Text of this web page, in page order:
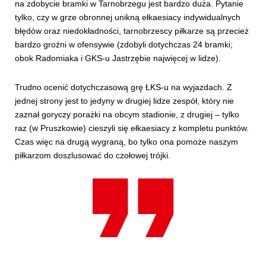
na zdobycie bramki w Tarnobrzegu jest bardzo duża. Pytanie
tylko, czy w grze obronnej unikną ełkaesiacy indywidualnych
błędów oraz niedokładności, tarnobrzescy piłkarze są przecież
bardzo groźni w ofensywie (zdobyli dotychczas 24 bramki;
obok Radomiaka i GKS-u Jastrzębie najwięcej w lidze).
Trudno ocenić dotychczasową grę ŁKS-u na wyjazdach. Z
jednej strony jest to jedyny w drugiej lidze zespół, który nie
zaznał goryczy porażki na obcym stadionie, z drugiej – tylko
raz (w Pruszkowie) cieszyli się ełkaesiacy z kompletu punktów.
Czas więc na drugą wygraną, bo tylko ona pomoże naszym
piłkarzom doszlusować do czołowej trójki.